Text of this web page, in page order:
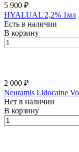
5 900 ₽
HYALUAL 2,2% 1мл
Есть в наличии
В корзину
2 000 ₽
Neuramis Lidocaine
Нет в наличии
В корзину